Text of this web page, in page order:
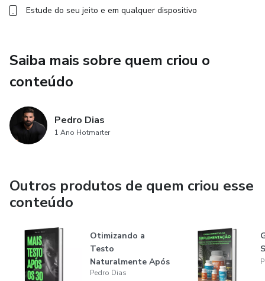
Estude do seu jeito e em qualquer dispositivo
Saiba mais sobre quem criou o
conteúdo
Pedro Dias
1 Ano Hotmarter
Outros produtos de quem criou esse
conteúdo
Otimizando a
Testo
Naturalmente Após
os 30: O Papel
Pedro Dias